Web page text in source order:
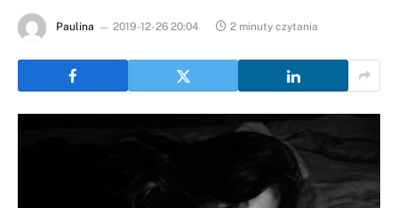
Paulina 2019-12-26 20:04 2 minuty czytania